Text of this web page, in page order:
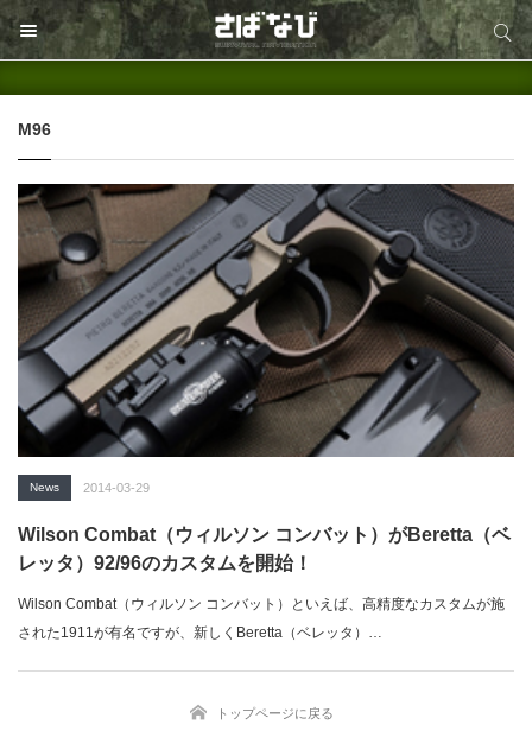
サイト内検索
M96
News 2014-03-29
Wilson Combat（ウィルソン コンバット）がBeretta（ベ
レッタ）92/96のカスタムを開始！
Wilson Combat（ウィルソン コンバット）といえば、高精度なカスタムが施
された1911が有名ですが、新しくBeretta（ベレッタ）…
トップページに戻る
サイト内検索